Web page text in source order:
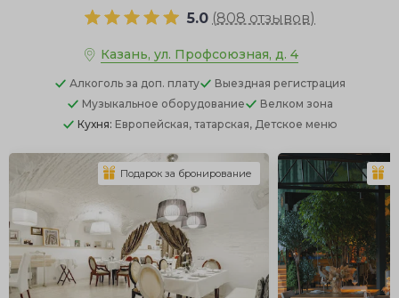
5.0 (808 отзывов)
Казань, ул. Профсоюзная, д. 4
Алкоголь за доп. плату
Выездная регистрация
Музыкальное оборудование
Велком зона
Кухня: Европейская, татарская, Детское меню
Подарок за бронирование